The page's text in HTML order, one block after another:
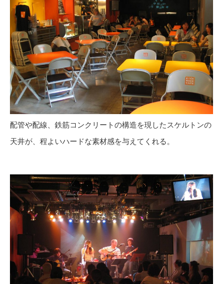
配管や配線、鉄筋コンクリートの構造を現したスケルトンの
天井が、程よいハードな素材感を与えてくれる。